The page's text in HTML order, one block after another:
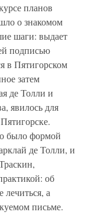
планов
о знакомом
шаги: выдает
подписью
в Пятигорском
затем
де Толли и
явилось для
было формой
де Толли, и
об
а
письме.